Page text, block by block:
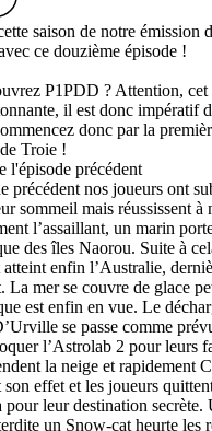
saison de notre émission
ce douzième épisode !
P1PDD ? Attention,
il est donc impératif
donc par la
Troie !
l'épisode précédent
précédent nos joueurs ont
sommeil mais réussissent à
l’assaillant, un marin
des îles Naorou. Suite à
atteint enfin l’Australie,
La mer se couvre de glace
est enfin en vue. Le
se passe comme
l’Astrolab 2 pour leurs
la neige et rapidement
effet et les joueurs
leur destination secrète.
un Snow-cat heurte les